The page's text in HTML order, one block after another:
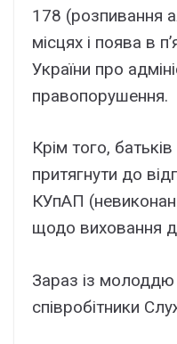
178 (розпивання
місцях і поява в
України про
правопорушення.
Крім того,
притягнути до
КУпАП
щодо виховання
Зараз із
співробітники